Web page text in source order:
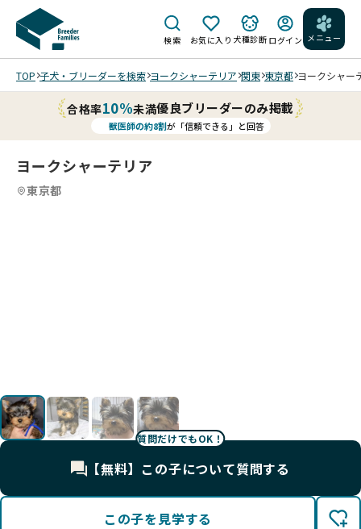
検索 お気に入り 犬種診断 ログイン メニュー
TOP 子犬・ブリーダーを検索 ヨークシャーテリア 関東 東京都 ヨークシャー
合格率10%未満優良ブリーダーのみ掲載
獣医師の約8割が「信頼できる」と回答
ヨークシャーテリア
東京都
質問だけでもOK！
【無料】この子について質問する
この子を見学する